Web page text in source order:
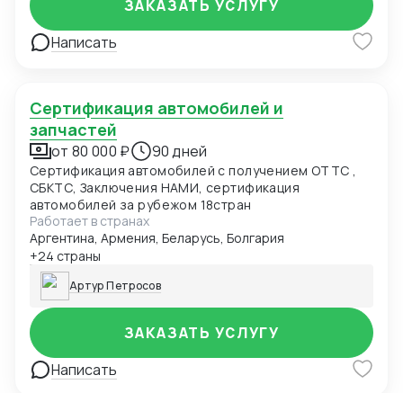
Написать
ЗАКАЗАТЬ УСЛУГУ
Сертификация автомобилей и
запчастей
от 80 000 ₽ 90 дней
Сертификация автомобилей с получением ОТТС ,
СБКТС, Заключения НАМИ, сертификация
автомобилей за рубежом 18стран
Работает в странах
Аргентина, Армения, Беларусь, Болгария
+24 страны
Артур Петросов
Написать
ЗАКАЗАТЬ УСЛУГУ